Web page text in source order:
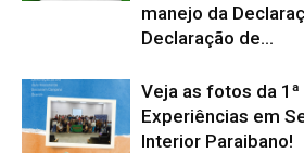
manejo da
Declaração de...
Veja as fotos da
Experiências em
Interior Paraibano!